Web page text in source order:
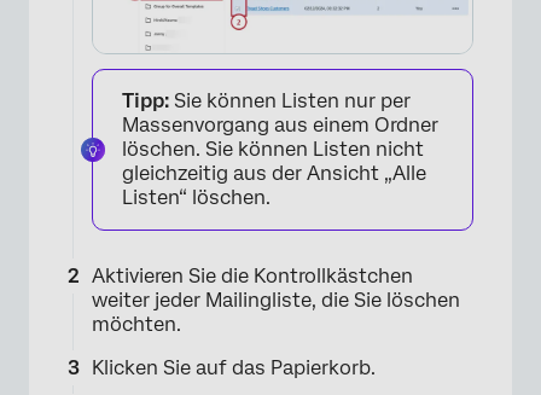
Tipp: Sie können Listen nur per
Massenvorgang aus einem Ordner
löschen. Sie können Listen nicht
gleichzeitig aus der Ansicht „Alle
Listen“ löschen.
Aktivieren Sie die Kontrollkästchen
weiter jeder Mailingliste, die Sie löschen
möchten.
Klicken Sie auf das Papierkorb.